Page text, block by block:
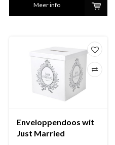
Meer info
Enveloppendoos wit
Just Married